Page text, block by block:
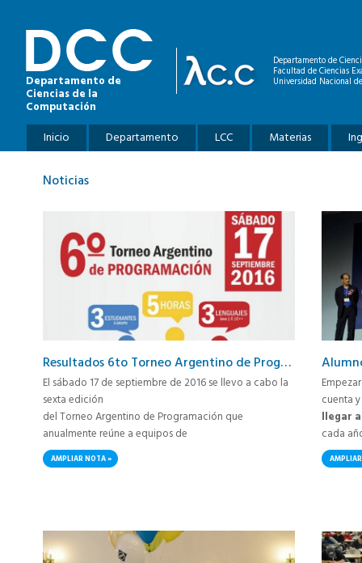
Departamento de
Ciencias de la
Computación
Departamento de
Facultad de Ciencias
Universidad Nacional
Menú principal
Inicio Departamento LCC Materias
Noticias
Resultados 6to Torneo Argentino de Programación
El sábado 17 de septiembre de 2016 se llevo a cabo la
sexta edición
del Torneo Argentino de Programación que
anualmente reúne a equipos de
estudiantes de educación superior, en el marco de la
International
el año
...
AMPLIAR NOTA
cuenta
llegar
cada
tocó